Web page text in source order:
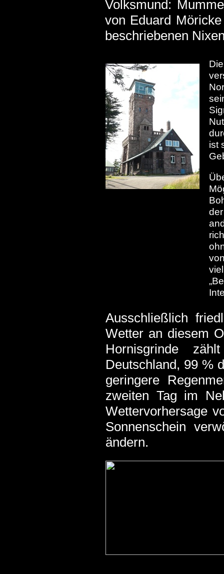
Volksmund:
von Eduard
beschriebenen
ist
Ausschließlich
Wetter an diesem
Hornisgrinde
Deutschland, 99 %
geringere
zweiten Tag im
Wettervorhersage
Sonnenschein
ändern.